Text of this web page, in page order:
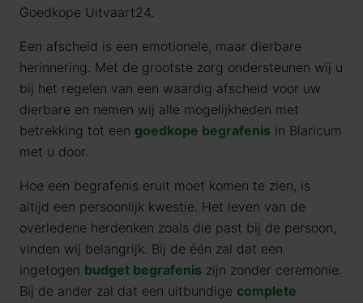
Goedkope Uitvaart24.
Een afscheid is een emotionele, maar dierbare
herinnering. Met de grootste zorg ondersteunen wij u
bij het regelen van een waardig afscheid voor uw
dierbare en nemen wij alle mogelijkheden met
betrekking tot een goedkope begrafenis in Blaricum
met u door.
Hoe een begrafenis eruit moet komen te zien, is
altijd een persoonlijk kwestie. Het leven van de
overledene herdenken zoals die past bij de persoon,
vinden wij belangrijk. Bij de één zal dat een
ingetogen budget begrafenis zijn zonder ceremonie.
Bij de ander zal dat een uitbundige complete